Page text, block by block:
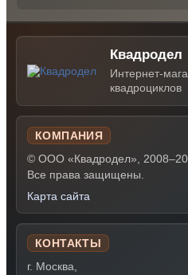
Квадродел
Интернет-
квадроциклов
КОМПАНИЯ
© ООО «Квадродел»,
Все права защищены.
Карта сайта
КОНТАКТЫ
г. Москва,